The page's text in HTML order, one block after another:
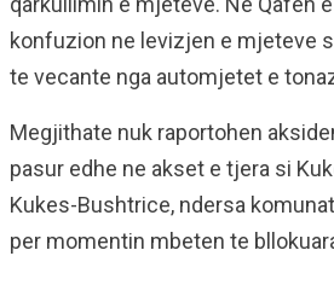
konfuzion ne levizjen e mjeteve
te vecante nga automjetet e
Megjithate nuk raportohen
pasur edhe ne akset e tjera si
Kukes-Bushtrice, ndersa
per momentin mbeten te